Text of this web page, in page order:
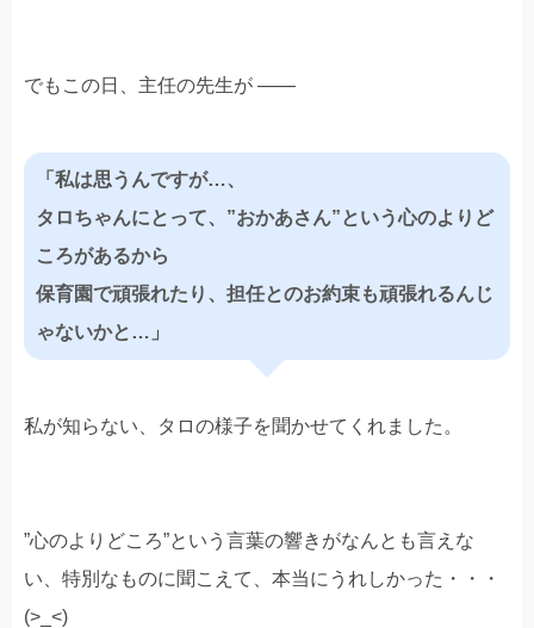
でもこの日、主任の先生が ——
「私は思うんですが…、
タロちゃんにとって、”おかあさん”という心のよりど
ころがあるから
保育園で頑張れたり、担任とのお約束も頑張れるんじ
ゃないかと…」
私が知らない、タロの様子を聞かせてくれました。
”心のよりどころ”という言葉の響きがなんとも言えな
い、特別なものに聞こえて、本当にうれしかった・・・
(>_<)